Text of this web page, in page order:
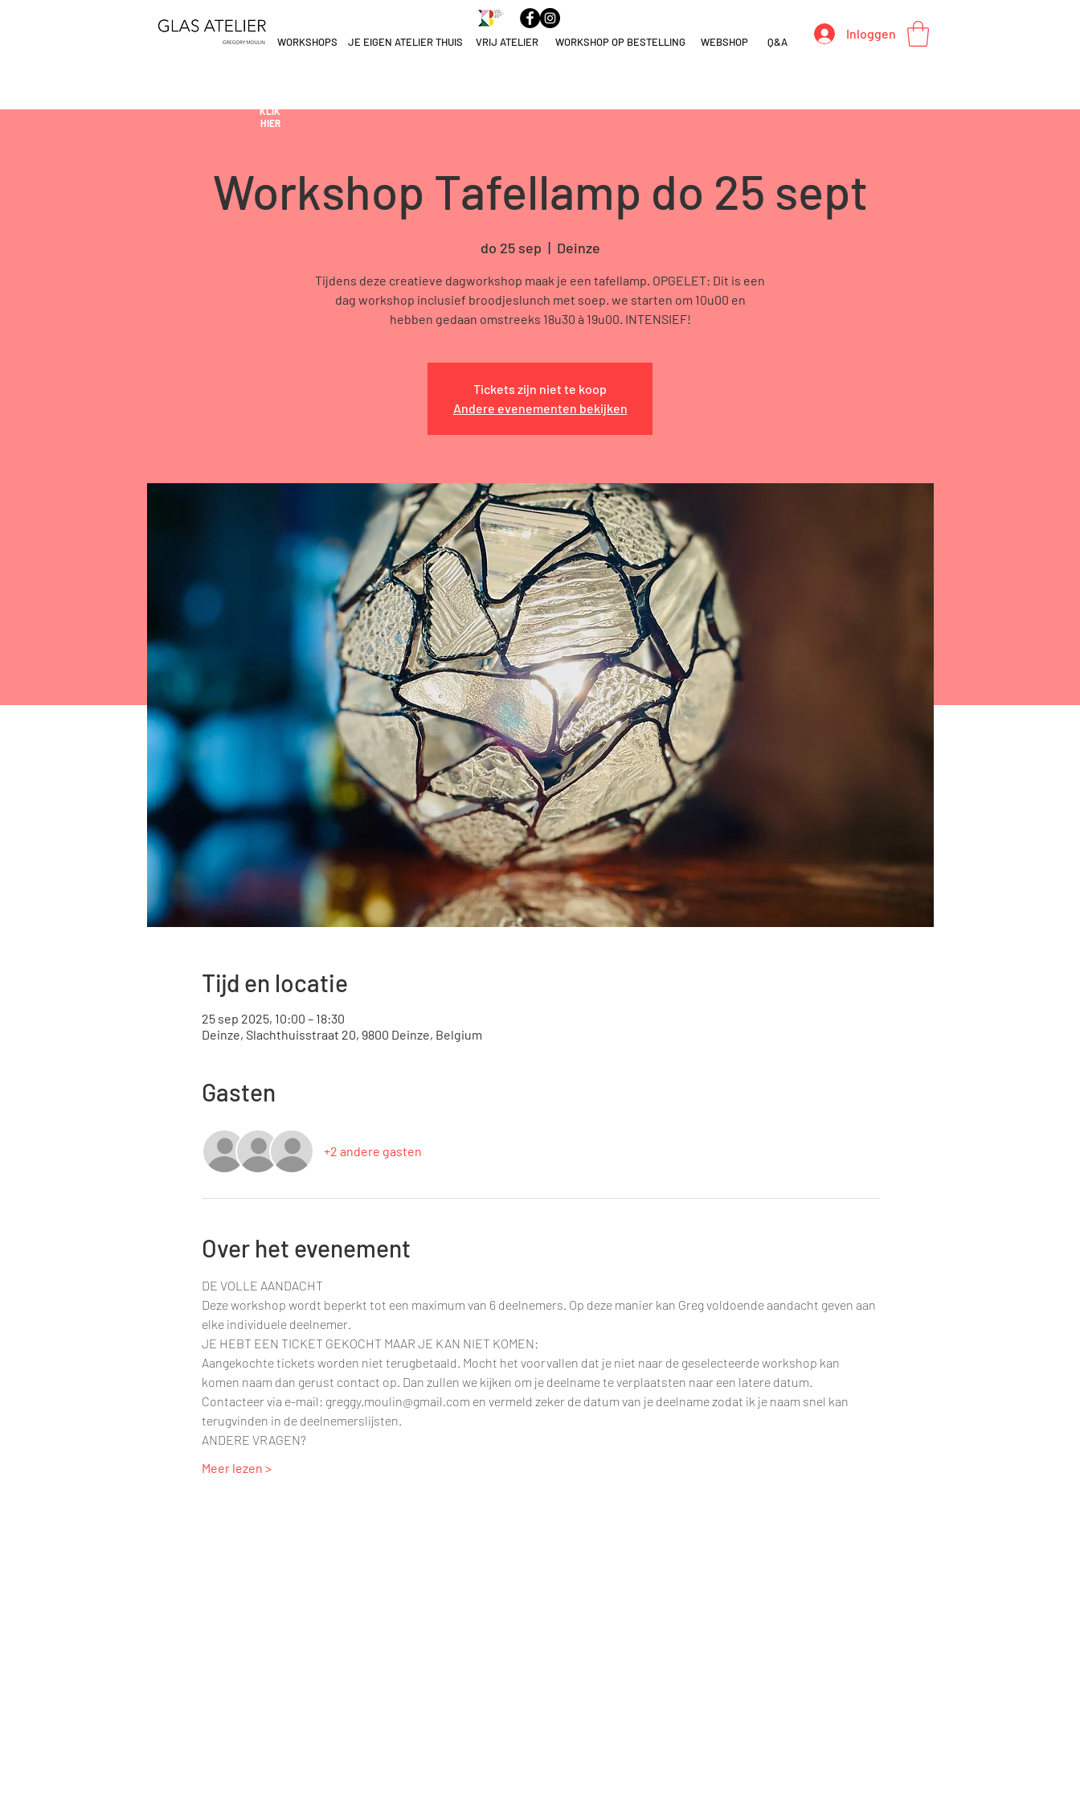
WORKSHOPS JE EIGEN ATELIER THUIS VRIJ ATELIER WORKSHOP OP BESTELLING WEBSHOP Q&A
Inloggen
KLIK
HIER
Workshop Tafellamp do 25 sept
do 25 sep
  |
Deinze
Tijdens deze creatieve dagworkshop maak je een tafellamp. OPGELET: Dit is een
dag workshop inclusief broodjeslunch met soep. we starten om 10u00 en
hebben gedaan omstreeks 18u30 à 19u00. INTENSIEF!
Tickets zijn niet te koop
Andere evenementen bekijken
Tijd en locatie
25 sep 2025, 10:00 – 18:30
Deinze, Slachthuisstraat 20, 9800 Deinze, Belgium
Gasten
+2 andere gasten
Over het evenement
DE VOLLE AANDACHT
Deze workshop wordt beperkt tot een maximum van 6 deelnemers. Op deze manier kan Greg voldoende aandacht geven aan
elke individuele deelnemer.
JE HEBT EEN TICKET GEKOCHT MAAR JE KAN NIET KOMEN:
Aangekochte tickets worden niet terugbetaald. Mocht het voorvallen dat je niet naar de geselecteerde workshop kan
komen naam dan gerust contact op. Dan zullen we kijken om je deelname te verplaatsten naar een latere datum.
Contacteer via e-mail: greggy.moulin@gmail.com en vermeld zeker de datum van je deelname zodat ik je naam snel kan
terugvinden in de deelnemerslijsten.
ANDERE VRAGEN?
Meer lezen >